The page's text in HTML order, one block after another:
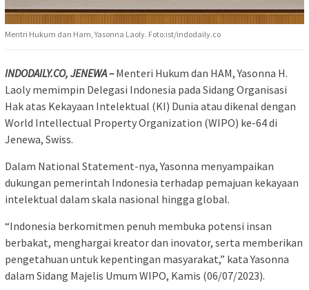
Mentri Hukum dan Ham, Yasonna Laoly. Foto:ist/indodaily.co
INDODAILY.CO, JENEWA – Menteri Hukum dan HAM, Yasonna H.
Laoly memimpin Delegasi Indonesia pada Sidang Organisasi
Hak atas Kekayaan Intelektual (KI) Dunia atau dikenal dengan
World Intellectual Property Organization (WIPO) ke-64 di
Jenewa, Swiss.
Dalam National Statement-nya, Yasonna menyampaikan
dukungan pemerintah Indonesia terhadap pemajuan kekayaan
intelektual dalam skala nasional hingga global.
“Indonesia berkomitmen penuh membuka potensi insan
berbakat, menghargai kreator dan inovator, serta memberikan
pengetahuan untuk kepentingan masyarakat,” kata Yasonna
dalam Sidang Majelis Umum WIPO, Kamis (06/07/2023).